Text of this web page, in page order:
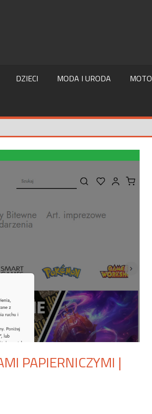
DZIECI MODA I URODA MOTO
PAPIERNICZYMI |